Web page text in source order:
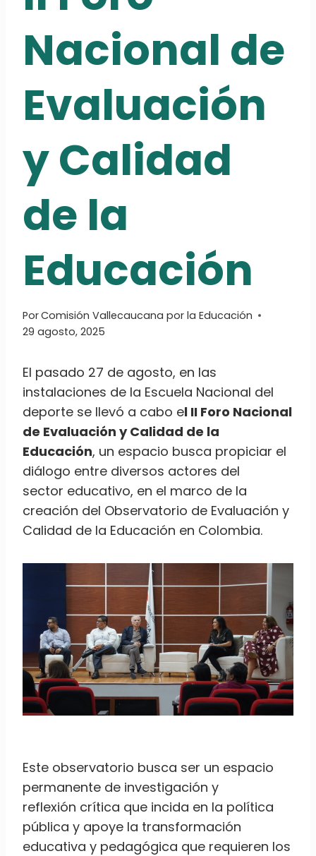
Nacional de
Evaluación
y Calidad
de la
Educación
PorComisión Vallecaucana por la Educación
29 agosto, 2025
El pasado 27 de agosto, en las
instalaciones de la Escuela Nacional del
deporte se llevó a cabo el II Foro Nacional
de Evaluación y Calidad de la
Educación, un espacio busca propiciar el
diálogo entre diversos actores del
sector educativo, en el marco de la
creación del Observatorio de Evaluación y
Calidad de la Educación en Colombia.
Este observatorio busca ser un espacio
permanente de investigación y
reflexión crítica que incida en la política
pública y apoye la transformación
educativa y pedagógica que requieren los